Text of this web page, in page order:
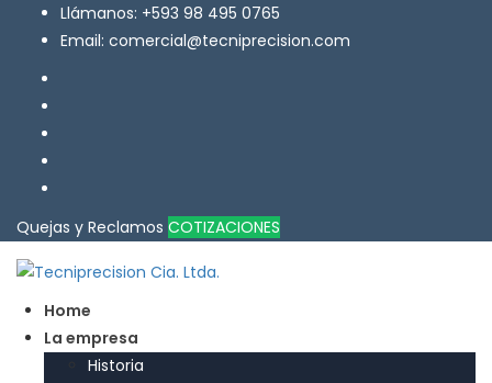
Llámanos: +593 98 495 0765
Email: comercial@tecniprecision.com
Quejas y Reclamos COTIZACIONES
Home
La empresa
Historia